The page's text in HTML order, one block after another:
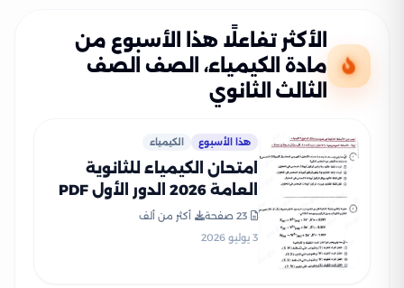
الأكثر تفاعلًا هذا الأسبوع من
مادة الكيمياء، الصف الصف
الثالث الثانوي
هذا الأسبوع الكيمياء
امتحان الكيمياء للثانوية
العامة 2026 الدور الأول PDF
لطلاب الصف الثالث الثانوي
23 صفحة
أكثر من ألف
3 يوليو 2026